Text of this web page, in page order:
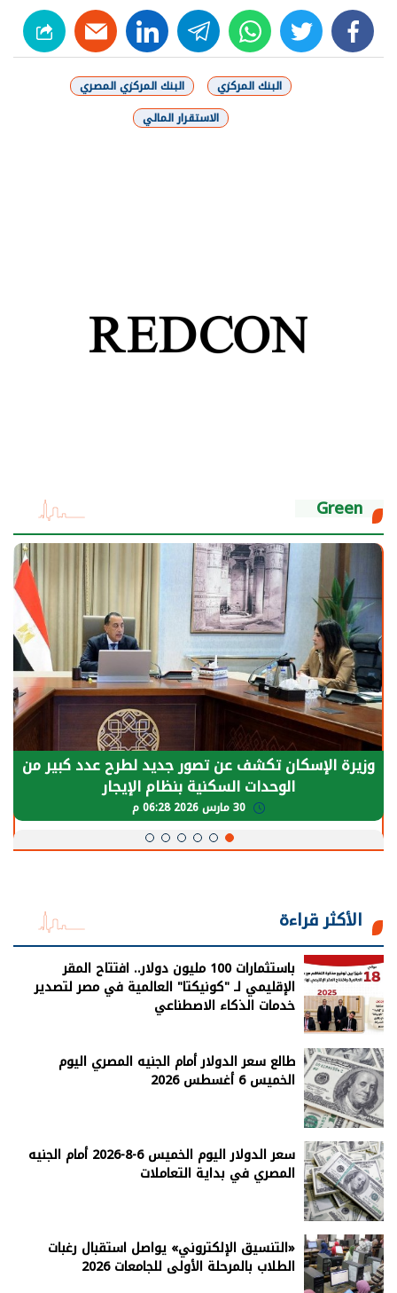
facebook
twitter
whats
telegram
linkedin
البنك المركزي
البنك المركزي المصري
الاستقرار المالي
Green
وزيرة الإسكان تكشف عن تصور جديد لطرح عدد كبير من
الوحدات السكنية بنظام الإيجار
الأكثر قراءة
باستثمارات 100 مليون دولار.. افتتاح المقر
الإقليمي لـ "كونيكتا" العالمية في مصر لتصدير
خدمات الذكاء الاصطناعي
طالع سعر الدولار أمام الجنيه المصري اليوم
الخميس 6 أغسطس 2026
سعر الدولار اليوم الخميس 6-8-2026 أمام الجنيه
المصري في بداية التعاملات
«التنسيق الإلكتروني» يواصل استقبال رغبات
الطلاب بالمرحلة الأولى للجامعات 2026